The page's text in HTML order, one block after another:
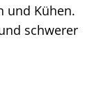
und Kühen.
schwerer